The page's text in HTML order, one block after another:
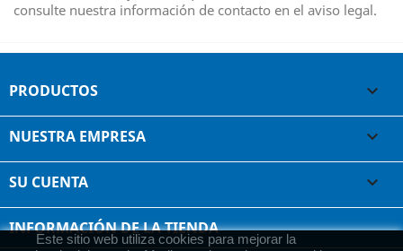
consulte nuestra información de contacto en el aviso legal.
PRODUCTOS 
NUESTRA EMPRESA 
SU CUENTA 
INFORMACIÓN DE LA TIENDA
Este sitio web utiliza cookies para mejorar la